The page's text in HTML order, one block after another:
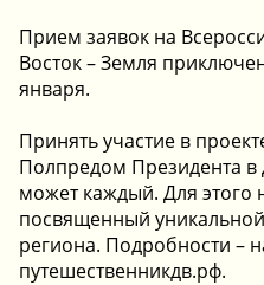
Прием заявок на
Восток – Земля
января.
Принять участие в
Полпредом Президента
может каждый. Для этого
посвященный
региона. Подробности –
путешественникдв.рф.